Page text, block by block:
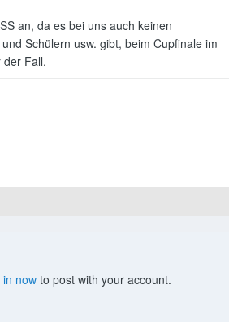
an, da es bei uns auch keinen
Schülern usw. gibt, beim Cupfinale im
der Fall.
in nowto post with your account.